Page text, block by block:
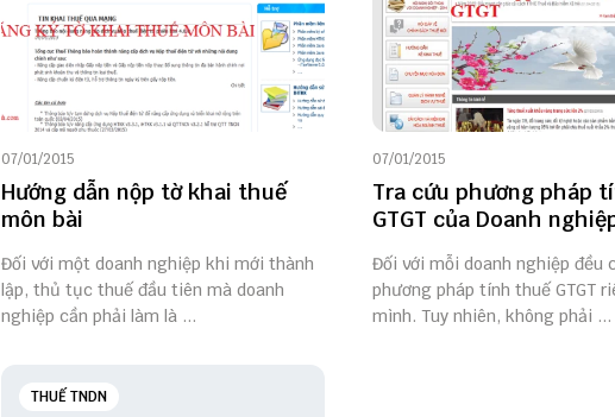
07/01/2015
Hướng dẫn nộp tờ khai thuế
môn bài
Đối với một doanh nghiệp khi mới thành
lập, thủ tục thuế đầu tiên mà doanh
nghiệp cần phải làm là ...
07/01/2015
Tra cứu phương pháp
GTGT của Doanh
Đối với mỗi doanh nghiệp đều
phương pháp tính thuế GTGT
mình. Tuy nhiên, không phải ...
THUẾ TNDN